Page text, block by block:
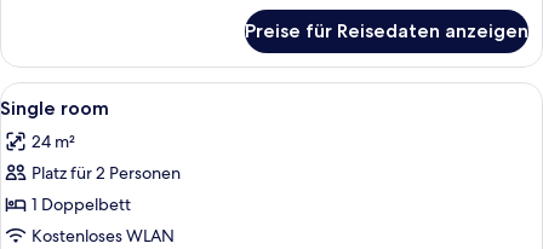
Preise für Reisedaten anzeigen
Alle
Fotos
für
Single
room
anzeigen
Minibar, Zimmersafe, Schreibtisch,
3
Single room
24 m²
Platz für 2 Personen
1 Doppelbett
Kostenloses WLAN